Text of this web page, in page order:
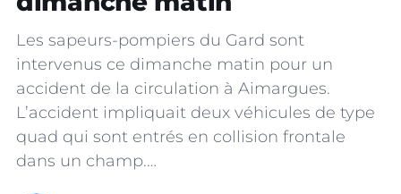
Les sapeurs-pompiers du Gard sont
intervenus ce dimanche matin pour un
accident de la circulation à Aimargues.
L’accident impliquait deux véhicules de type
quad qui sont entrés en collision frontale
dans un champ.…